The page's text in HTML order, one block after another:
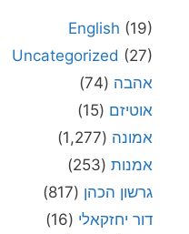
English (19)
Uncategorized (27)
אהבה (74)
אוטיזם (15)
אמונה (1,277)
אמנות (253)
גרשון הכהן (817)
דור יחזקאלי (16)